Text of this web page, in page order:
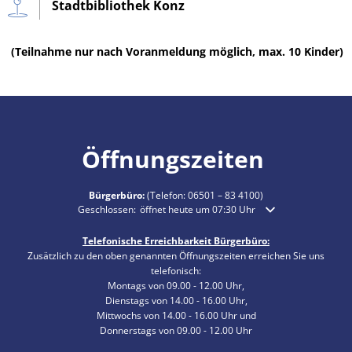
Stadtbibliothek Konz
(Teilnahme nur nach Voranmeldung möglich, max. 10 Kinder)
Öffnungszeiten
Bürgerbüro:(Telefon:06501 – 83 4100)
Klicken, um weitere Öffnungs- oder Schließzeiten
Geschlossen: öffnet heute um 07:30 Uhr
Telefonische Erreichbarkeit Bürgerbüro:
Zusätzlich zu den oben genannten Öffnungszeiten erreichen Sie uns
telefonisch:
Montags von 09.00 - 12.00 Uhr,
Dienstags von 14.00 - 16.00 Uhr,
Mittwochs von 14.00 - 16.00 Uhr und
Donnerstags von 09.00 - 12.00 Uhr